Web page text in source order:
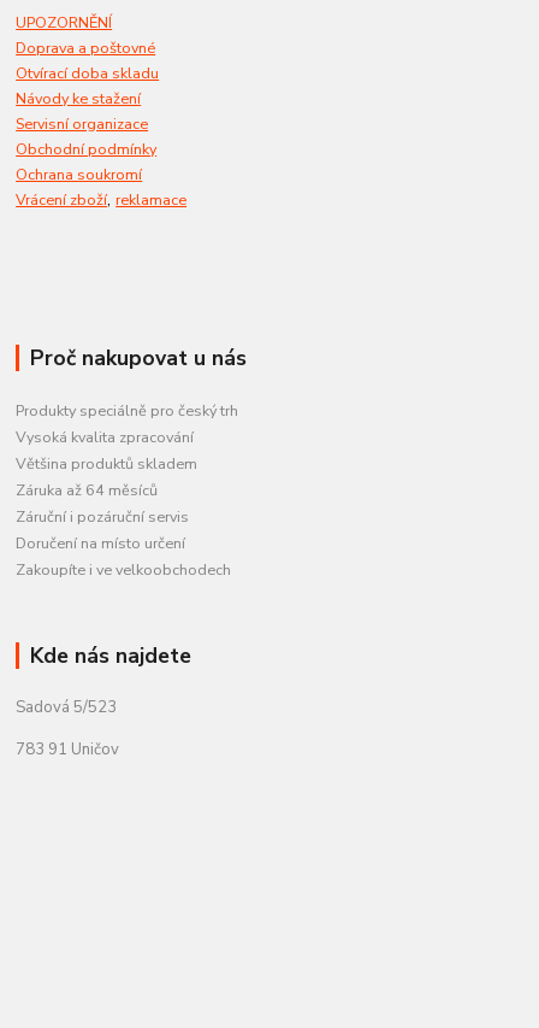
UPOZORNĚNÍ
Doprava a poštovné
Otvírací doba skladu
Návody ke stažení
Servisní organizace
Obchodní podmínky
Ochrana soukromí
Vrácení zboží,reklamace
Proč nakupovat u nás
Produkty speciálně pro český trh
Vysoká kvalita zpracování
Většina produktů skladem
Záruka až 64 měsíců
Záruční i pozáruční servis
Doručení na místo určení
Zakoupíte i ve velkoobchodech
Kde nás najdete
Sadová 5/523
783 91 Uničov